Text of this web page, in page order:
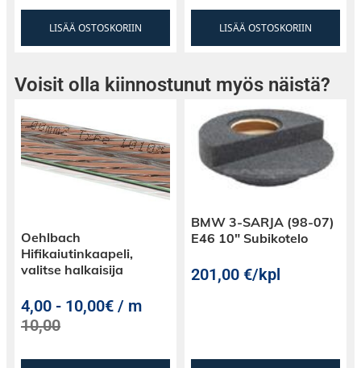
LISÄÄ OSTOSKORIIN LISÄÄ OSTOSKORIIN
Voisit olla kiinnostunut myös näistä?
Oehlbach
Hifikaiutinkaapeli,
valitse halkaisija
4,00 - 10,00€ / m
10,00
BMW 3-SARJA (98-07)
E46 10″ Subikotelo
201,00€/kpl